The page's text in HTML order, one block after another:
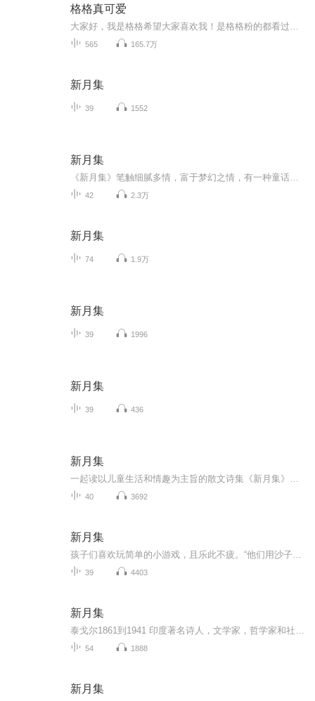
格格真可爱
565 165.7万
新月集
39 1552
新月集
42 2.3万
新月集
74 1.9万
新月集
39 1996
新月集
39 436
新月集
40 3692
新月集
39 4403
新月集
54 1888
新月集